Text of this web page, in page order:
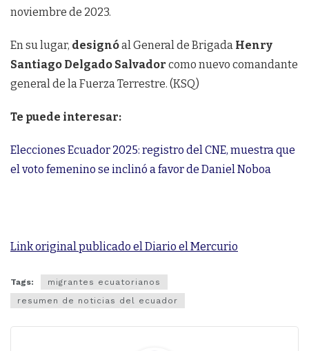
noviembre de 2023.
En su lugar, designóal General de Brigada Henry
Santiago Delgado Salvador como nuevo comandante
general de la Fuerza Terrestre. (KSQ)
Te puede interesar:
Elecciones Ecuador 2025: registro del CNE, muestra que
el voto femenino se inclinó a favor de Daniel Noboa
Link original publicado el Diario el Mercurio
Tags:
migrantes ecuatorianos
resumen de noticias del ecuador